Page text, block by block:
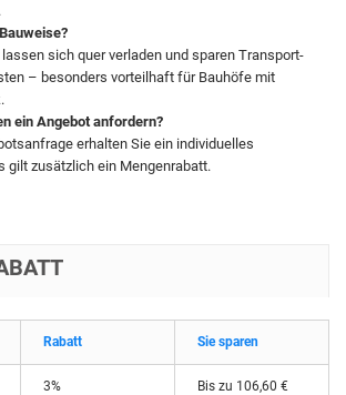
sich quer verladen und sparen Transport-
– besonders vorteilhaft für Bauhöfe mit
ein Angebot anfordern?
erhalten Sie ein individuelles
gilt zusätzlich ein Mengenrabatt.
Rabatt Sie sparen
3% Bis zu 106,60 €